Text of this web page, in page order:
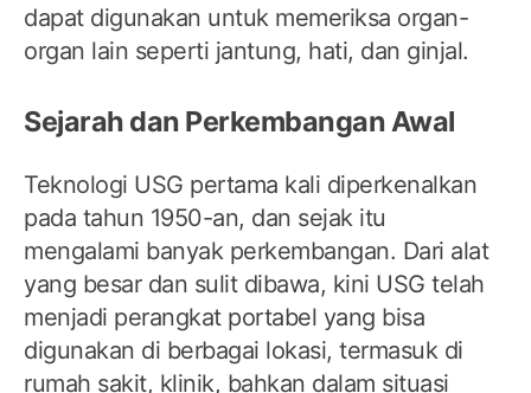
dapat digunakan untuk memeriksa organ-
organ lain seperti jantung, hati, dan ginjal.
Sejarah dan Perkembangan Awal
Teknologi USG pertama kali diperkenalkan
pada tahun 1950-an, dan sejak itu
mengalami banyak perkembangan. Dari alat
yang besar dan sulit dibawa, kini USG telah
menjadi perangkat portabel yang bisa
digunakan di berbagai lokasi, termasuk di
rumah sakit, klinik, bahkan dalam situasi